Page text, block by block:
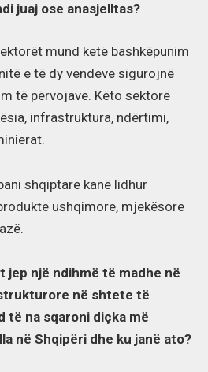
juaj ose anasjelltas?
mund ketë bashkëpunim
e të dy vendeve sigurojnë
të përvojave. Këto sektorë
infrastruktura, ndërtimi,
shqiptare kanë lidhur
ushqimore, mjekësore
jep një ndihmë të madhe në
në shtete të
të na sqaroni diçka më
në Shqipëri dhe ku janë ato?